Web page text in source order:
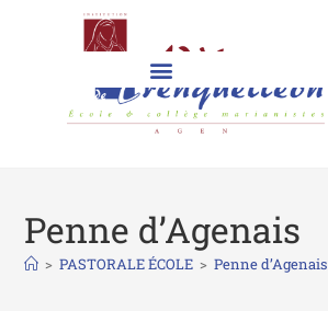
Penne d’Agenais
> PASTORALE ÉCOLE > Penne d’Agenais